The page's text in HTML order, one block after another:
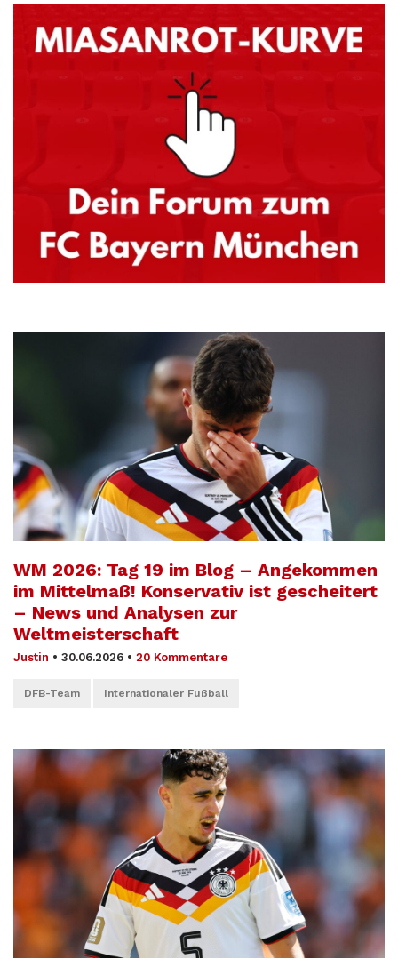
WM 2026: Tag 19 im Blog – Angekommen
im Mittelmaß! Konservativ ist gescheitert
– News und Analysen zur
Weltmeisterschaft
Justin • 30.06.2026 • 20 Kommentare
DFB-Team Internationaler Fußball